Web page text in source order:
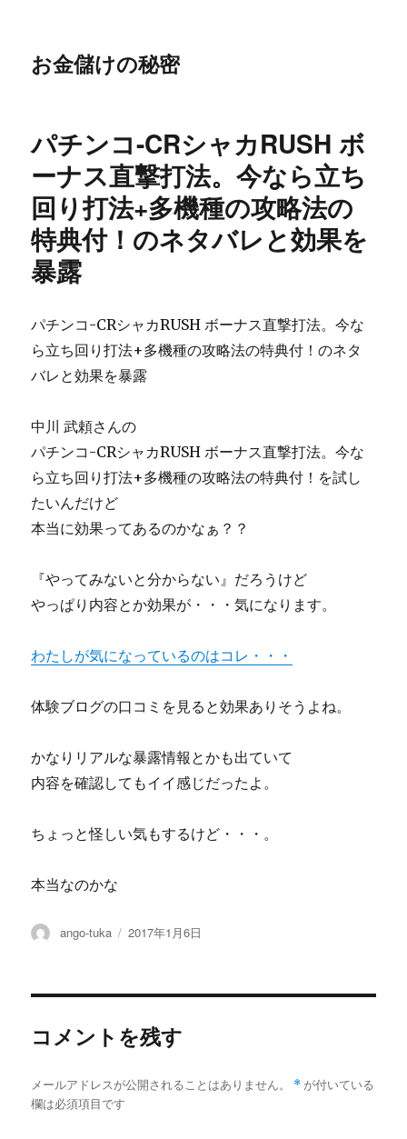
お金儲けの秘密
パチンコ-CRシャカRUSH ボ
ーナス直撃打法。今なら立ち
回り打法+多機種の攻略法の
特典付！のネタバレと効果を
暴露
パチンコ-CRシャカRUSH ボーナス直撃打法。今な
ら立ち回り打法+多機種の攻略法の特典付！のネタ
バレと効果を暴露
中川 武頼さんの
パチンコ-CRシャカRUSH ボーナス直撃打法。今な
ら立ち回り打法+多機種の攻略法の特典付！を試し
たいんだけど
本当に効果ってあるのかなぁ？？
『やってみないと分からない』だろうけど
やっぱり内容とか効果が・・・気になります。
わたしが気になっているのはコレ・・・
体験ブログの口コミを見ると効果ありそうよね。
かなりリアルな暴露情報とかも出ていて
内容を確認してもイイ感じだったよ。
ちょっと怪しい気もするけど・・・。
本当なのかな
投
ango-tuka
投
2017年1月6日
コメントを残す
メールアドレスが公開されることはありません。 * が付いている
欄は必須項目です